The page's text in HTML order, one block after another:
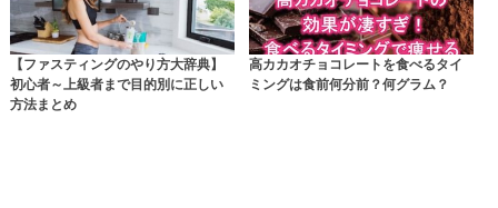
【ファスティングのやり方大辞典】
初心者～上級者まで目的別に正しい
方法まとめ
高カカオチョコレートを食べるタイ
ミングは食前何分前？何グラム？